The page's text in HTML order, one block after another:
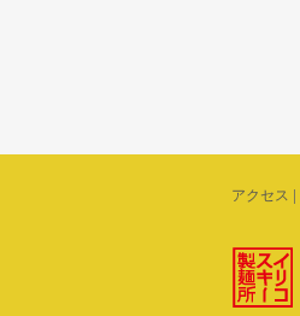
アクセス |